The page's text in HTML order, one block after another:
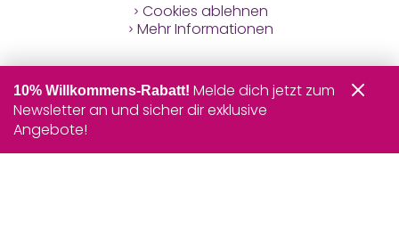
Cookies ablehnen
Mehr Informationen
10% Willkommens-Rabatt! Melde dich jetzt zum
Newsletter an und sicher dir exklusive
Angebote!